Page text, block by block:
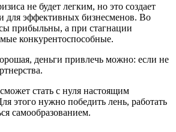
не будет легким, но это создает
для эффективных бизнесменов. Во
прибыльны, а при стагнации
конкурентоспособные.
деньги привлечь можно: если не
стать с нуля настоящим
этого нужно победить лень, работать
самообразованием.